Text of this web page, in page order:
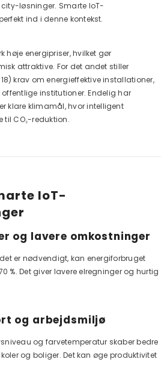
løsninger. Smarte IoT-
ind i denne kontekst.
høje energipriser, hvilket gør
attraktive. For det andet stiller
krav om energieffektive installationer,
institutioner. Endelig har
klare klimamål, hvor intelligent
til CO₂-reduktion.
IoT-
og lavere omkostninger
er nødvendigt, kan energiforbruget
%. Det giver lavere elregninger og hurtig
og arbejdsmiljø
og farvetemperatur skaber bedre
og boliger. Det kan øge produktivitet